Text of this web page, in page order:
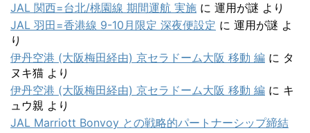
JAL 関西=台北/桃園線 期間運航 実施 に 運用が謎 より
JAL 羽田=香港線 9-10月限定 深夜便設定 に 運用が謎 よ
り
伊丹空港 (大阪梅田経由) 京セラドーム大阪 移動 編 に タ
ヌキ猫 より
伊丹空港 (大阪梅田経由) 京セラドーム大阪 移動 編 に キ
ュウ親 より
JAL Marriott Bonvoy との戦略的パートナーシップ締結